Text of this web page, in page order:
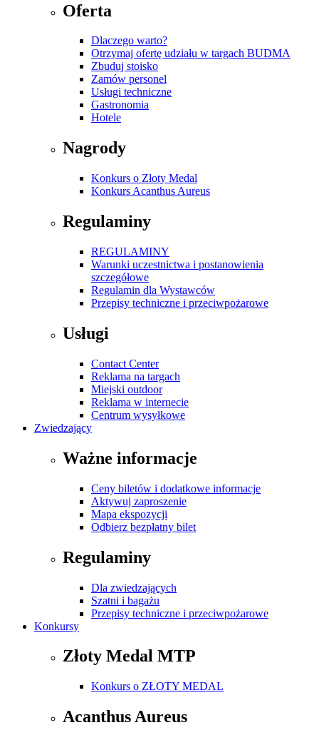
Oferta
Dlaczego warto?
Otrzymaj ofertę udziału w targach BUDMA
Zbuduj stoisko
Zamów personel
Usługi techniczne
Gastronomia
Hotele
Nagrody
Konkurs o Złoty Medal
Konkurs Acanthus Aureus
Regulaminy
REGULAMINY
Warunki uczestnictwa i postanowienia
szczegółowe
Regulamin dla Wystawców
Przepisy techniczne i przeciwpożarowe
Usługi
Contact Center
Reklama na targach
Miejski outdoor
Reklama w internecie
Centrum wysyłkowe
Zwiedzający
Ważne informacje
Ceny biletów i dodatkowe informacje
Aktywuj zaproszenie
Mapa ekspozycji
Odbierz bezpłatny bilet
Regulaminy
Dla zwiedzających
Szatni i bagażu
Przepisy techniczne i przeciwpożarowe
Konkursy
Złoty Medal MTP
Konkurs o ZŁOTY MEDAL
Acanthus Aureus